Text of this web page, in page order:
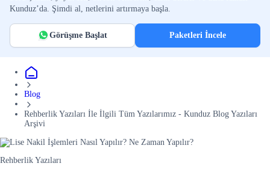
Kunduz’da. Şimdi al, netlerini artırmaya başla.
Görüşme Başlat Paketleri İncele
Blog
Rehberlik Yazıları İle İlgili Tüm Yazılarımız - Kunduz Blog Yazıları
Arşivi
Rehberlik Yazıları